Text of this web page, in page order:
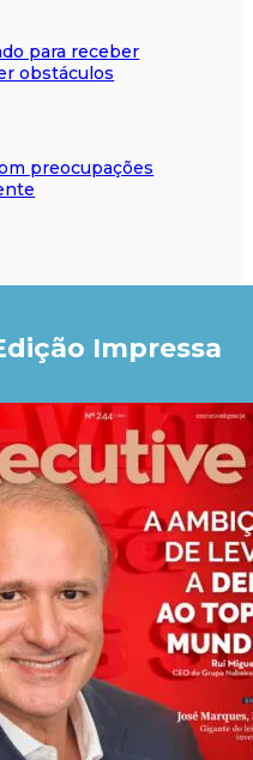
para receber
obstáculos
preocupações
Impressa